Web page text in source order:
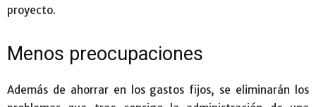
proyecto.
Menos preocupaciones
Además de ahorrar en los gastos fijos, se eliminarán los